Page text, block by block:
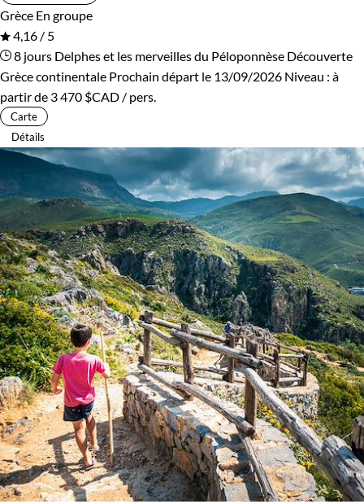
Grèce En groupe
4,16 / 5
8 jours Delphes et les merveilles du Péloponnèse Découverte
Grèce continentale Prochain départ le 13/09/2026 Niveau : à
partir de 3 470 $CAD / pers.
Carte
Détails